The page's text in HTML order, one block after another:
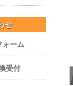
せ
ォーム
受付